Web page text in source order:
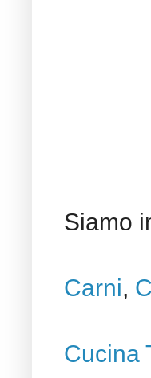
Siamo
Carni,
Cucina